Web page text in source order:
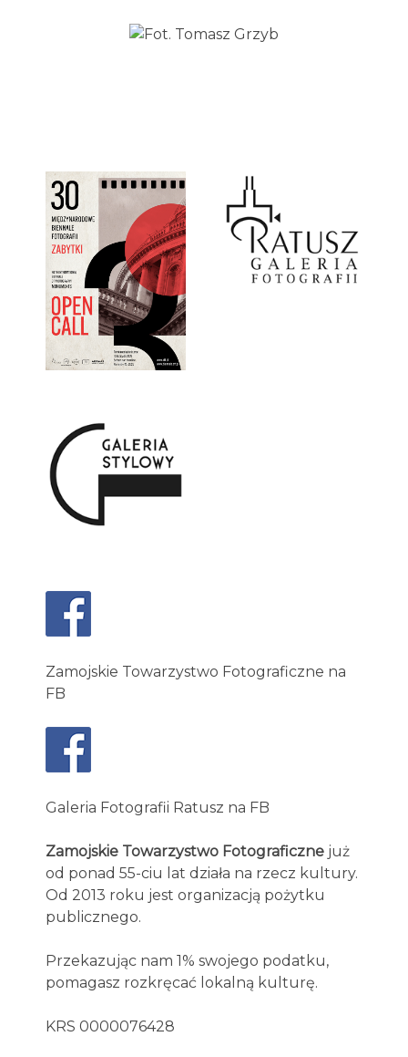
Zamojskie Towarzystwo Fotograficzne na
FB
Galeria Fotografii Ratusz na FB
Zamojskie Towarzystwo Fotograficzne już
od ponad 55-ciu lat działa na rzecz kultury.
Od 2013 roku jest organizacją pożytku
publicznego.
Przekazując nam 1% swojego podatku,
pomagasz rozkręcać lokalną kulturę.
KRS 0000076428